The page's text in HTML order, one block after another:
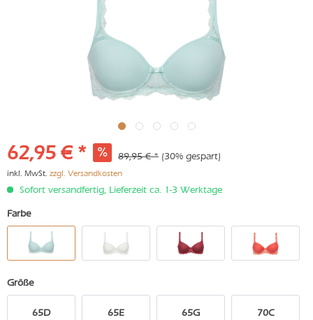
62,95 € * 89,95 € * (30% gespart)
inkl. MwSt. zzgl. Versandkosten
Sofort versandfertig, Lieferzeit ca. 1-3 Werktage
Farbe
Größe
65D 65E 65G 70C